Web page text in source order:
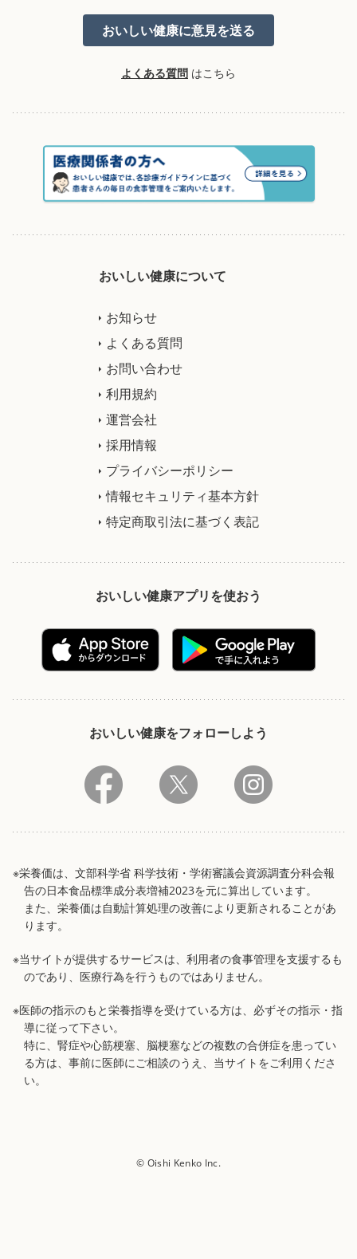
よくある質問 はこちら
おいしい健康について
お知らせ
よくある質問
お問い合わせ
利用規約
運営会社
採用情報
プライバシーポリシー
情報セキュリティ基本方針
特定商取引法に基づく表記
おいしい健康アプリを使おう
おいしい健康をフォローしよう
※栄養価は、文部科学省 科学技術・学術審議会資源調査分科会報
告の日本食品標準成分表増補2023を元に算出しています。
また、栄養価は自動計算処理の改善により更新されることがあ
ります。
※当サイトが提供するサービスは、利用者の食事管理を支援するも
のであり、医療行為を行うものではありません。
※医師の指示のもと栄養指導を受けている方は、必ずその指示・指
導に従って下さい。
特に、腎症や心筋梗塞、脳梗塞などの複数の合併症を患ってい
る方は、事前に医師にご相談のうえ、当サイトをご利用くださ
い。
© Oishi Kenko Inc.